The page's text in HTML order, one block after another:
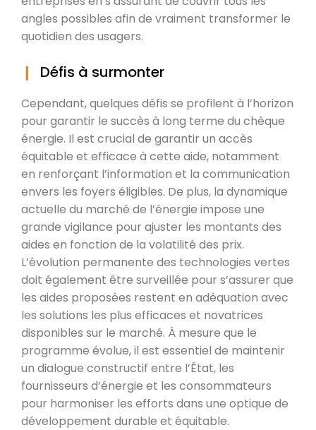
angles possibles afin de vraiment transformer le
quotidien des usagers.
Défis à surmonter
Cependant, quelques défis se profilent à l’horizon
pour garantir le succès à long terme du chèque
énergie. Il est crucial de garantir un accès
équitable et efficace à cette aide, notamment
en renforçant l’information et la communication
envers les foyers éligibles. De plus, la dynamique
actuelle du marché de l’énergie impose une
grande vigilance pour ajuster les montants des
aides en fonction de la volatilité des prix.
L’évolution permanente des technologies vertes
doit également être surveillée pour s’assurer que
les aides proposées restent en adéquation avec
les solutions les plus efficaces et novatrices
disponibles sur le marché. À mesure que le
programme évolue, il est essentiel de maintenir
un dialogue constructif entre l’État, les
fournisseurs d’énergie et les consommateurs
pour harmoniser les efforts dans une optique de
développement durable et équitable.